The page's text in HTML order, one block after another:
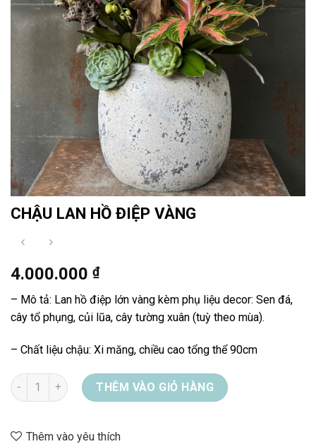
CHẬU LAN HỒ ĐIỆP VÀNG
4.000.000 ₫
– Mô tả: Lan hồ điệp lớn vàng kèm phụ liệu decor: Sen đá,
cây tổ phụng, củi lũa, cây tường xuân (tuỳ theo mùa).
– Chất liệu chậu: Xi măng, chiều cao tổng thể 90cm
CHẬU LAN HỒ ĐIỆP VÀNG số lượng
THÊM VÀO GIỎ HÀNG
Thêm vào yêu thích